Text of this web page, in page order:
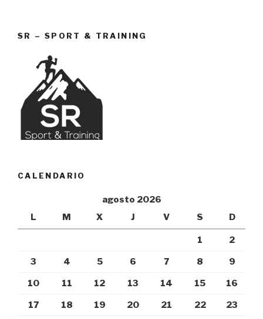
SR – SPORT & TRAINING
CALENDARIO
agosto 2026
L
M X J V S D
1 2
3 4 5 6 7 8 9
10 11 12 13 14 15 16
17 18 19 20 21 22 23